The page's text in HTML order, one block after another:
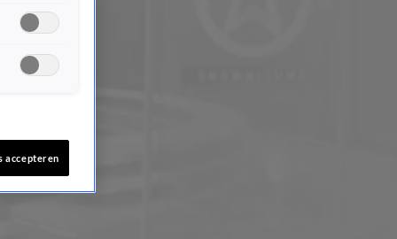
accepteren